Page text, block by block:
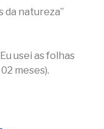
da natureza”
usei as folhas
meses).